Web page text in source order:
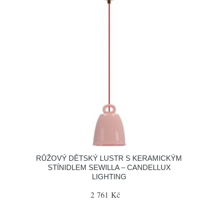
RŮŽOVÝ DĚTSKÝ LUSTR S KERAMICKÝM
STÍNIDLEM SEWILLA – CANDELLUX
LIGHTING
2 761 Kč